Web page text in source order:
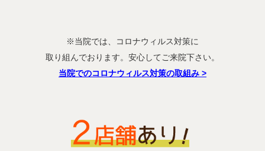
※当院では、コロナウィルス対策に
取り組んでおります。安心してご来院下さい。
当院でのコロナウィルス対策の取組み >